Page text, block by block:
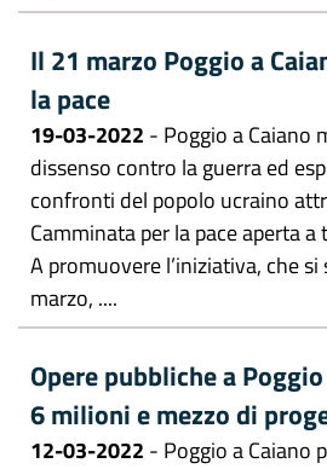
Il 21 marzo Poggio a
la pace
19-03-2022 - Poggio a Caiano
dissenso contro la guerra ed
confronti del popolo ucraino
Camminata per la pace aperta
A promuovere l’iniziativa, che
marzo, ....
Opere pubbliche a
6 milioni e mezzo di
12-03-2022 - Poggio a Caiano